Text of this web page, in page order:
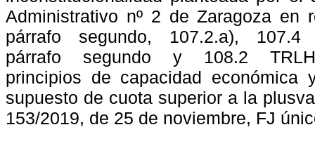
Administrativo nº 2 de Zaragoza en
párrafo
segundo, 107.2.a),
107.4
párrafo
segundo y 108.2
principios de capacidad económica
supuesto de cuota superior a la
153/2019, de 25 de noviembre, FJ